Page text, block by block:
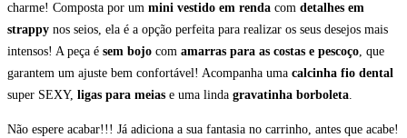
charme! Composta por um mini vestido em renda com detalhes em
strappy nos seios, ela é a opção perfeita para realizar os seus desejos mais
intensos! A peça é sem bojo com amarras para as costas e pescoço, que
garantem um ajuste bem confortável! Acompanha uma calcinha fio dental
super SEXY, ligas para meias e uma linda gravatinha borboleta.
Não espere acabar!!! Já adiciona a sua fantasia no carrinho, antes que acabe!